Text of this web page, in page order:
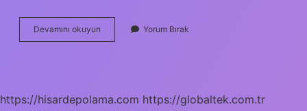
Devamını okuyun
Dolaşımı
Yorum Bırak
https://hisardepolama.com https://globaltek.com.tr